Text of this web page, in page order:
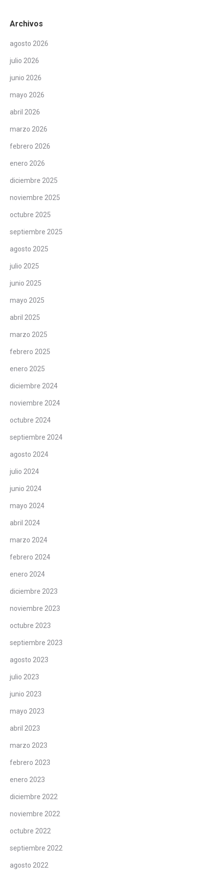
Archivos
agosto 2026
julio 2026
junio 2026
mayo 2026
abril 2026
marzo 2026
febrero 2026
enero 2026
diciembre 2025
noviembre 2025
octubre 2025
septiembre 2025
agosto 2025
julio 2025
junio 2025
mayo 2025
abril 2025
marzo 2025
febrero 2025
enero 2025
diciembre 2024
noviembre 2024
octubre 2024
septiembre 2024
agosto 2024
julio 2024
junio 2024
mayo 2024
abril 2024
marzo 2024
febrero 2024
enero 2024
diciembre 2023
noviembre 2023
octubre 2023
septiembre 2023
agosto 2023
julio 2023
junio 2023
mayo 2023
abril 2023
marzo 2023
febrero 2023
enero 2023
diciembre 2022
noviembre 2022
octubre 2022
septiembre 2022
agosto 2022